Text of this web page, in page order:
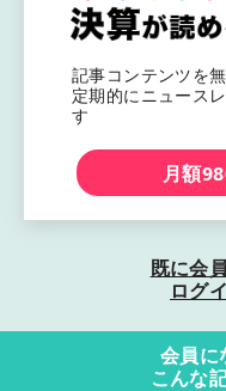
記事コンテンツを
定期的にニュース
す
月額
既に会
ログ
会員に
こんな